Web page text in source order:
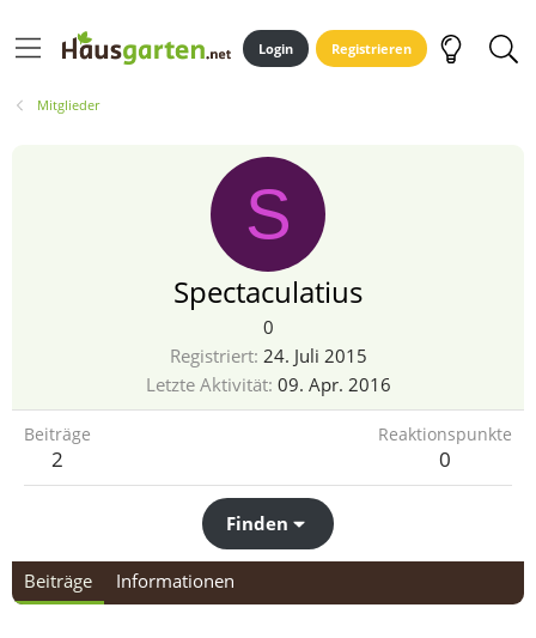
Login Registrieren
Mitglieder
S
Spectaculatius
0
Registriert 24. Juli 2015
Letzte Aktivität 09. Apr. 2016
Beiträge
2
Reaktionspunkte
0
Finden
Beiträge Informationen